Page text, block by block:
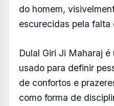
do homem,
escurecidas pela falta
Dulal Giri Ji Maharaj
usado para definir
de confortos e
como forma de